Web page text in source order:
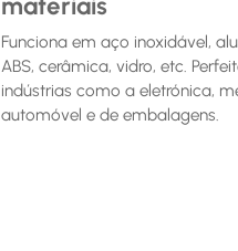
materiais
Funciona em aço inoxidável,
ABS, cerâmica, vidro, etc.
indústrias como a eletrónica,
automóvel e de embalagens.